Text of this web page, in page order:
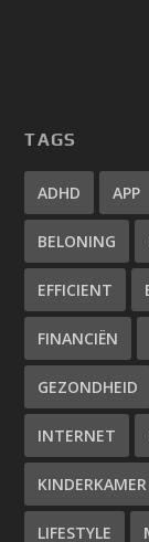
TAGS
ADHD APP
BELONING
EFFICIENT
FINANCIËN
GEZONDHEID
INTERNET
KINDERKAMER
LIFESTYLE